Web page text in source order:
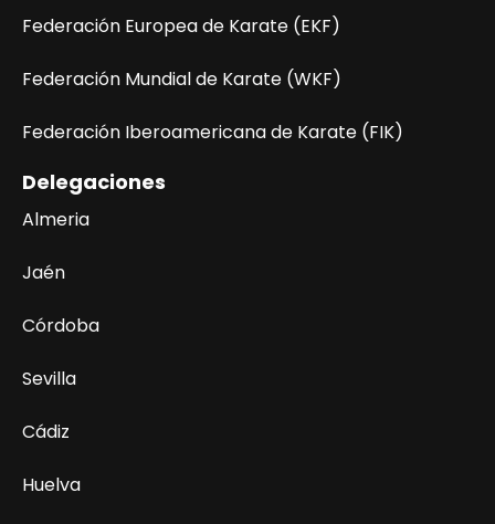
Federación Europea de Karate (EKF)
Federación Mundial de Karate (WKF)
Federación Iberoamericana de Karate (FIK)
Delegaciones
Almeria
Jaén
Córdoba
Sevilla
Cádiz
Huelva